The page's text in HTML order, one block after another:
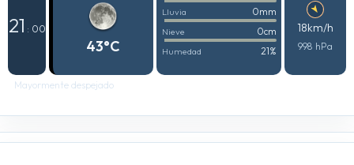
21 : 00
43°C
Lluvia 0mm
Nieve 0cm
Humedad 21%
18km/h
998 hPa
Mayormente despejado